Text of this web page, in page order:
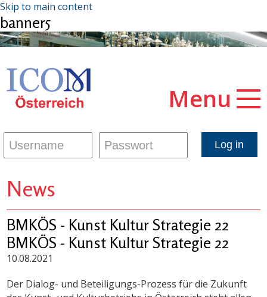
Skip to main content
banner5
Menu
News
BMKÖS - Kunst Kultur Strategie 22
BMKÖS - Kunst Kultur Strategie 22
10.08.2021
Der Dialog- und Beteiligungs-Prozess für die Zukunft